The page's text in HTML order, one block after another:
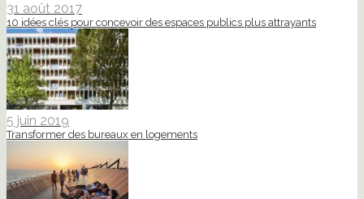
31 août 2017
10 idées clés pour concevoir des espaces publics plus attrayants
5 juin 2019
Transformer des bureaux en logements